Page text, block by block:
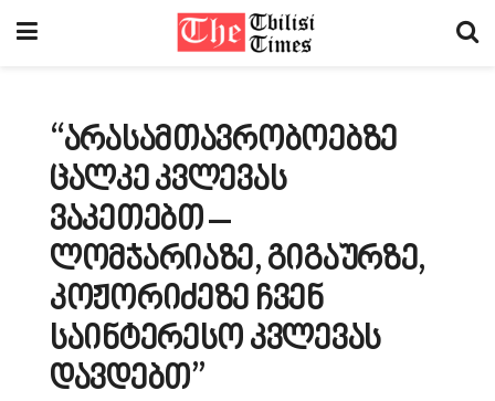
“არასამთავრობოებზე
ცალკე კვლევას
ვაკეთებთ –
ლომჯარიაზე, გიგაურზე,
კოჟორიძეზე ჩვენ
საინტერესო კვლევას
დავდებთ”